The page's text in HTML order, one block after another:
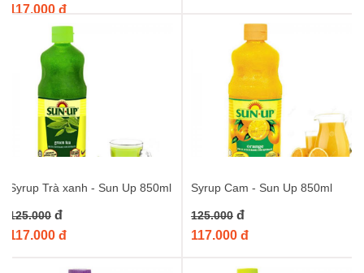
Từ khóa :syrup dứa sun up
siro dứa 850ml
117.000 đ
Syrup Trà xanh - Sun Up 850ml
125.000 đ
117.000 đ
Syrup Cam - Sun Up 850ml
125.000 đ
117.000 đ